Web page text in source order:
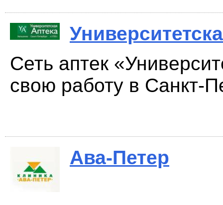
Сеть аптек
свою работу в Санкт-
Ава-Петер